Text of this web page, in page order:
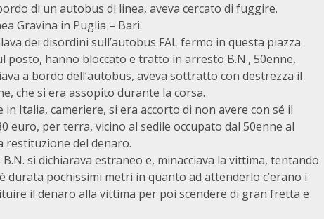
di un autobus di linea, aveva cercato di fuggire.
Gravina in Puglia – Bari.
dei disordini sull’autobus FAL fermo in questa piazza
posto, hanno bloccato e tratto in arresto B.N., 50enne,
a bordo dell’autobus, aveva sottratto con destrezza il
che si era assopito durante la corsa.
Italia, cameriere, si era accorto di non avere con sé il
euro, per terra, vicino al sedile occupato dal 50enne al
restituzione del denaro.
si dichiarava estraneo e, minacciava la vittima, tentando
durata pochissimi metri in quanto ad attenderlo c’erano i
il denaro alla vittima per poi scendere di gran fretta e